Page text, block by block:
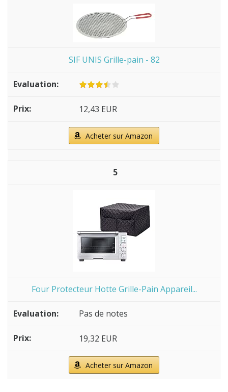
SIF UNIS Grille-pain - 82
12,43 EUR
Acheter sur Amazon
5
Four Protecteur Hotte Grille-Pain Appareil...
Pas de notes
19,32 EUR
Acheter sur Amazon